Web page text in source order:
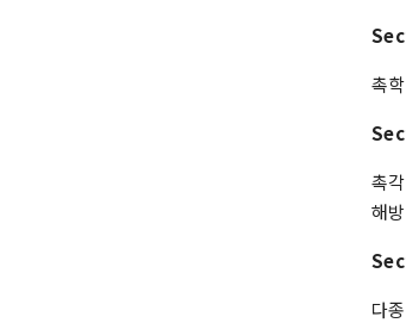
촉
촉
해
다